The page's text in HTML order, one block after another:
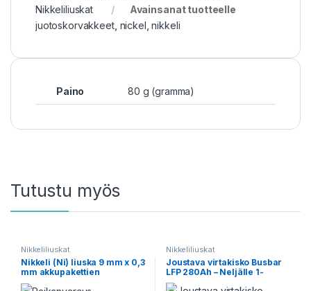
Nikkeliliuskat
Avainsanat tuotteelle
juotoskorvakkeet, nickel ,nikkeli
Paino 80 g (gramma)
Tutustu myös
Nikkeliliuskat
Nikkeli (Ni) liuska 9 mm x 0,3
mm akkupakettien
hitsaukseen (1 metri)
Nikkeliliuskat
Joustava virtakisko Busbar
LFP 280Ah – Neljälle 1-
ruuviselle navalle